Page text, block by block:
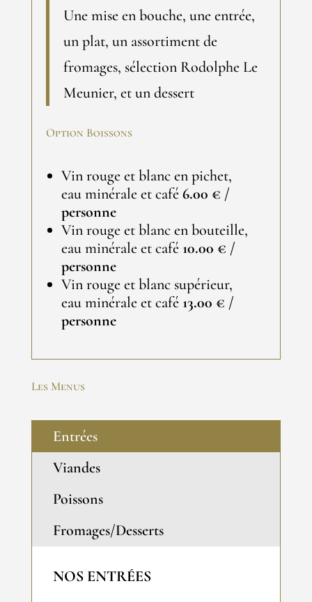
Une mise en bouche, une entrée,
un plat, un assortiment de
fromages, sélection Rodolphe Le
Meunier, et un dessert
Option Boissons
Vin rouge et blanc en pichet,
eau minérale et café6.00 € /
personne
Vin rouge et blanc en bouteille,
eau minérale et café 10.00 € /
personne
Vin rouge et blanc supérieur,
eau minérale et café 13.00 € /
personne
Les Menus
Entrées
Viandes
Poissons
Fromages/Desserts
NOS ENTRÉES